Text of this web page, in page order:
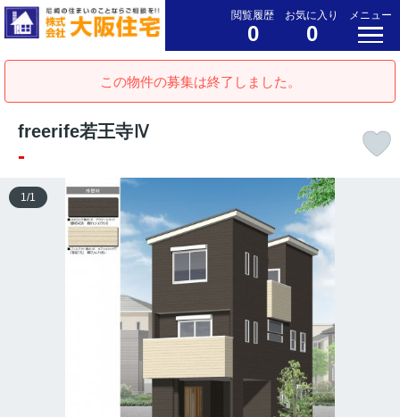
閲覧履歴
0
お気に入り
0
メニュー
この物件の募集は終了しました。
freerife若王寺Ⅳ
-
1/1